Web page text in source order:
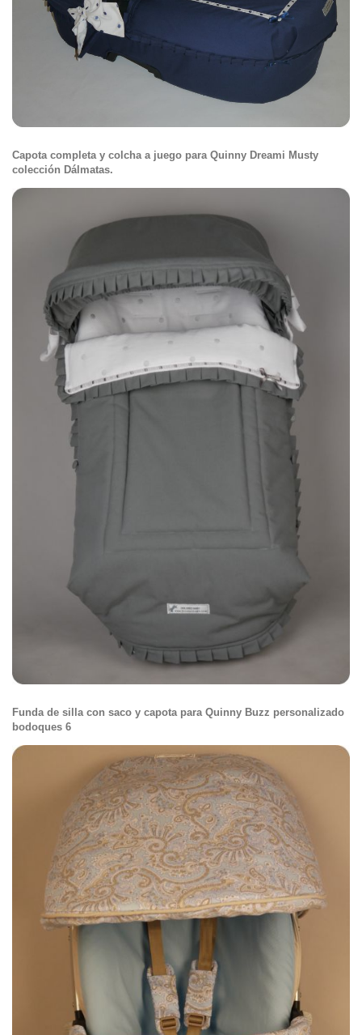
Capota completa y colcha a juego para Quinny Dreami Musty
colección Dálmatas.
Funda de silla con saco y capota para Quinny Buzz personalizado
bodoques 6